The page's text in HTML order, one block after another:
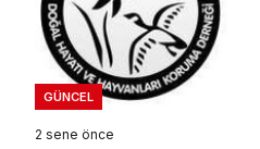
GÜNCEL
2 sene önce